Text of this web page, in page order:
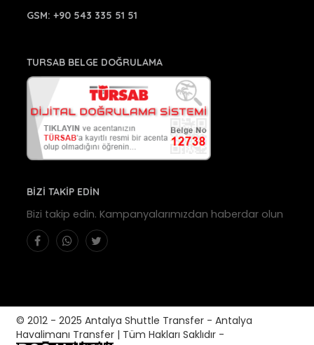
GSM: +90 543 335 51 51
TURSAB BELGE DOĞRULAMA
BİZİ TAKİP EDİN
Bizi takip edin. Kampanyalarımızdan haberdar olun
© 2012 - 2025 Antalya Shuttle Transfer - Antalya
Havalimanı Transfer | Tüm Hakları Saklıdır -